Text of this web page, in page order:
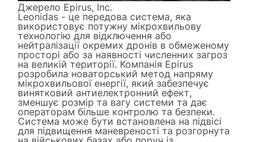
Джерело Epirus, Inc.
Leonidas - це передова система, яка
використовує потужну мікрохвильову
технологію для відключення або
нейтралізації окремих дронів в обмеженому
просторі або за наявності численних загроз
на великій території. Компанія Epirus
розробила новаторський метод напряму
мікрохвильової енергії, який забезпечує
винятковий антиелектронний ефект,
зменшує розмір та вагу системи та дає
операторам більше контролю та безпеки.
Система може бути встановлена на підвісі
для підвищення маневреності та розгорнута